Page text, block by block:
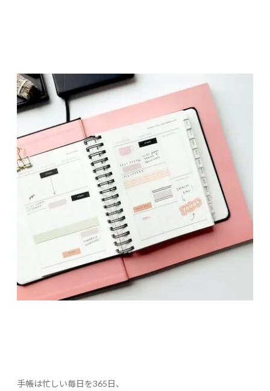
手帳は忙しい毎日を365日、